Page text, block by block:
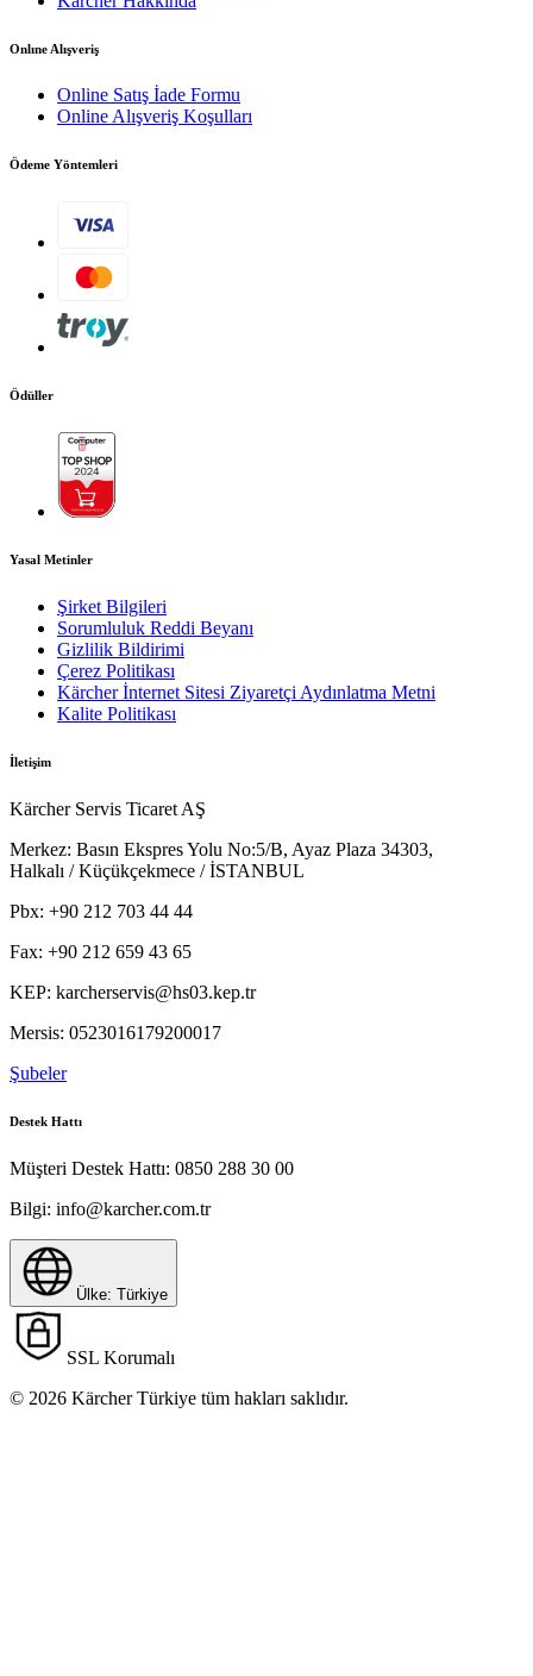
Onlıne Alışveriş
Online Satış İade Formu
Online Alışveriş Koşulları
Ödeme Yöntemleri
Ödüller
Yasal Metinler
Şirket Bilgileri
Sorumluluk Reddi Beyanı
Gizlilik Bildirimi
Çerez Politikası
Kärcher İnternet Sitesi Ziyaretçi Aydınlatma Metni
Kalite Politikası
İletişim
Kärcher Servis Ticaret AŞ
Merkez: Basın Ekspres Yolu No:5/B, Ayaz Plaza 34303,
Halkalı / Küçükçekmece / İSTANBUL
Pbx: +90 212 703 44 44
Fax: +90 212 659 43 65
KEP: karcherservis@hs03.kep.tr
Mersis: 0523016179200017
Şubeler
Destek Hattı
Müşteri Destek Hattı: 0850 288 30 00
Bilgi: info@karcher.com.tr
Ülke: Türkiye
SSL Korumalı
© 2026 Kärcher Türkiye tüm hakları saklıdır.